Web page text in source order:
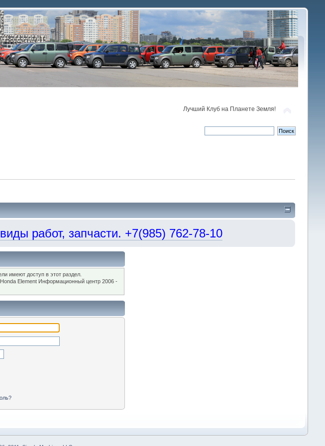
Лучший Клуб на Планете Земля!
работ, запчасти. +7(985) 762-78-10
имеют доступ в этот раздел.
Element Информационный центр 2006 -